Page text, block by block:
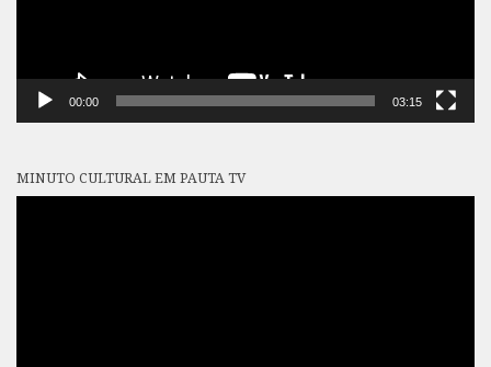
00:00 03:15
MINUTO CULTURAL EM PAUTA TV